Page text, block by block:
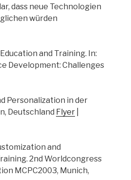
dass neue Technologien
würden
and Training. In:
Development: Challenges
Personalization in der
Deutschland Flyer
and
2nd Worldcongress
MCPC2003, Munich,